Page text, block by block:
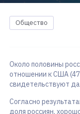
Общество
Около половины
отношении к США
свидетельствуют
Согласно
доля россиян,